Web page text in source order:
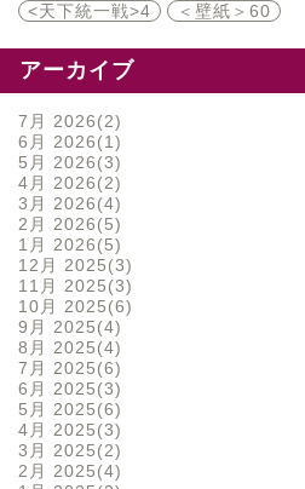
<天下統一戦>4 ＜壁紙＞ 60
アーカイブ
7月 2026 2
6月 2026 1
5月 2026 3
4月 2026 2
3月 2026 4
2月 2026 5
1月 2026 5
12月 2025 3
11月 2025 3
10月 2025 6
9月 2025 4
8月 2025 4
7月 2025 6
6月 2025 3
5月 2025 6
4月 2025 3
3月 2025 2
2月 2025 4